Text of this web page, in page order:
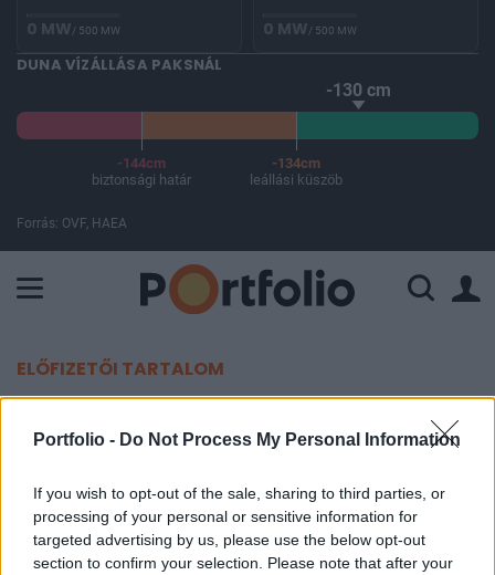
Portfolio - Do Not Process My Personal Information
If you wish to opt-out of the sale, sharing to third parties, or
processing of your personal or sensitive information for
targeted advertising by us, please use the below opt-out
section to confirm your selection. Please note that after your
0 MW/ 500 MW 0 MW/ 500 MW
DUNA VÍZÁLLÁSA PAKSNÁL
-130 cm
-144cm
biztonsági határ
-134cm
leállási küszöb
Forrás: OVF, HAEA
ELŐFIZETŐI TARTALOM
2002. december 10. 14:59
Pozitív nyitás várható a mai napon az USA-ban, a